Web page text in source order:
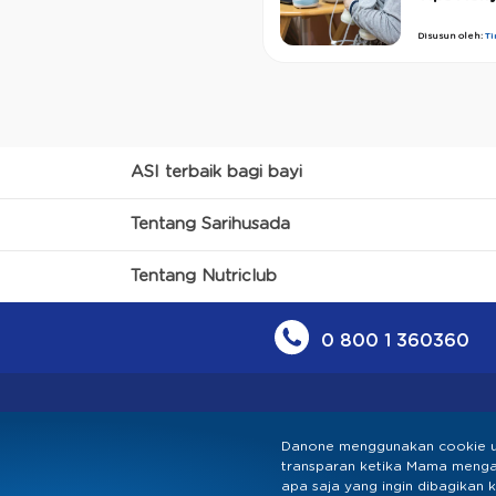
Disusun oleh:
ASI terbaik bagi bayi
Tentang Sarihusada
Tentang Nutriclub
0 800 1 360360
Kebijakan Privasi Syarat &
Danone menggunakan cookie
transparan ketika Mama
apa saja yang ingin dibagikan